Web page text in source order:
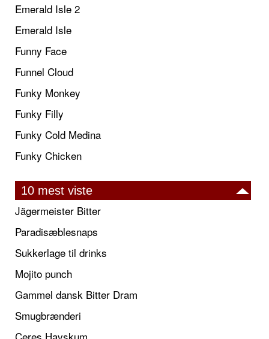
Emerald Isle 2
Emerald Isle
Funny Face
Funnel Cloud
Funky Monkey
Funky Filly
Funky Cold Medina
Funky Chicken
10 mest viste
Jägermeister Bitter
Paradisæblesnaps
Sukkerlage til drinks
Mojito punch
Gammel dansk Bitter Dram
Smugbrænderi